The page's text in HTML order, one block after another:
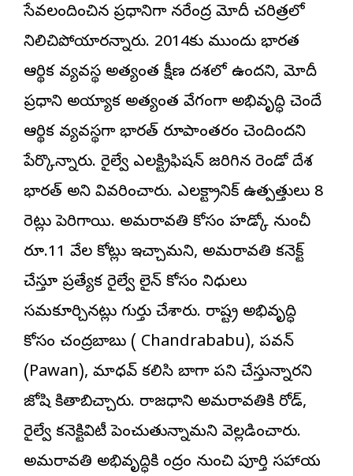
సేవలందించిన ప్రధానిగా నరేంద్ర మోదీ చరిత్రలో
నిలిచిపోయారన్నారు. 2014కు ముందు భారత
ఆర్థిక వ్యవస్థ అత్యంత క్షీణ దశలో ఉందని, మోదీ
ప్రధాని అయ్యాక అత్యంత వేగంగా అభివృద్ధి చెందే
ఆర్థిక వ్యవస్థగా భారత్ రూపాంతరం చెందిందని
పేర్కొన్నారు. రైల్వే ఎలక్ట్రిఫికేషన్ జరిగిన రెండో దేశ
భారత్ అని వివరించారు. ఎలక్ట్రానిక్ ఉత్పత్తులు 8
రెట్లు పెరిగాయి. అమరావతి కోసం హడ్కో నుంచీ
రూ.11 వేల కోట్లు ఇచ్చామని, అమరావతి కనెక్ట్
చేస్తూ ప్రత్యేక రైల్వే లైన్ కోసం నిధులు
సమకూర్చినట్లు గుర్తు చేశారు. రాష్ట్ర అభివృద్ధి
కోసం చంద్రబాబు ( Chandrababu), పవన్
(Pawan), మాధవ్ కలిసి బాగా పని చేస్తున్నారని
జోషి కితాబిచ్చారు. రాజధాని అమరావతికి రోడ్,
రైల్వే కనెక్టివిటీ పెంచుతున్నామని వెల్లడించారు.
అమరావతి అభివృద్ధికి కేంద్రం నుంచి పూర్తి సహాయ